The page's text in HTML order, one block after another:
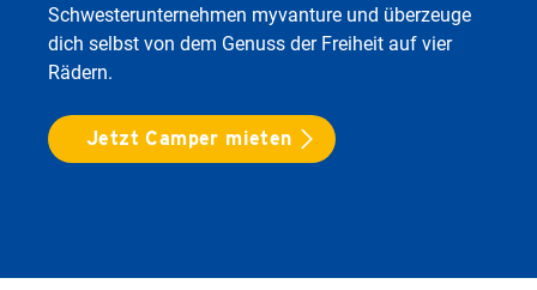
Schwesterunternehmen myvanture und überzeuge
dich selbst von dem Genuss der Freiheit auf vier
Rädern.
Jetzt Camper mieten